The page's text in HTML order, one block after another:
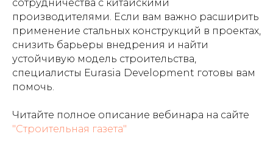
сотрудничества с китайскими
производителями. Если вам важно расширить
применение стальных конструкций в проектах,
снизить барьеры внедрения и найти
устойчивую модель строительства,
специалисты Eurasia Development готовы вам
помочь.
Читайте полное описание вебинара на сайте
"Строительная газета"